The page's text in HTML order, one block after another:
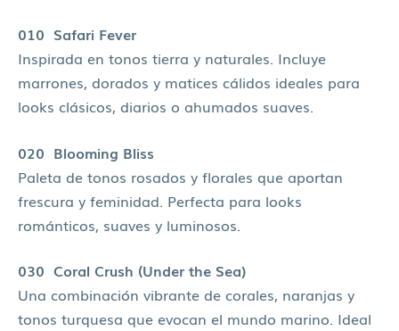
010 Safari Fever
Inspirada en tonos tierra y naturales. Incluye
marrones, dorados y matices cálidos ideales para
looks clásicos, diarios o ahumados suaves.
020 Blooming Bliss
Paleta de tonos rosados y florales que aportan
frescura y feminidad. Perfecta para looks
románticos, suaves y luminosos.
030 Coral Crush (Under the Sea)
Una combinación vibrante de corales, naranjas y
tonos turquesa que evocan el mundo marino. Ideal